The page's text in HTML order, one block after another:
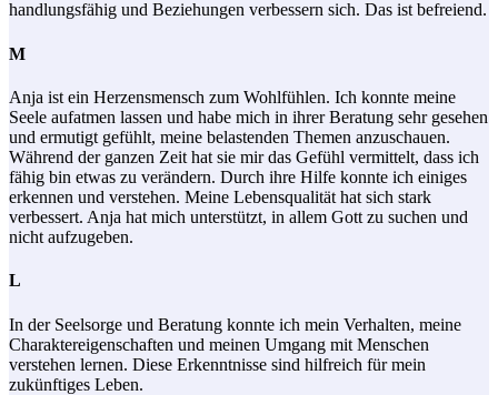
handlungsfähig und Beziehungen verbessern sich. Das ist befreiend.
M
Anja ist ein Herzensmensch zum Wohlfühlen. Ich konnte meine
Seele aufatmen lassen und habe mich in ihrer Beratung sehr gesehen
und ermutigt gefühlt, meine belastenden Themen anzuschauen.
Während der ganzen Zeit hat sie mir das Gefühl vermittelt, dass ich
fähig bin etwas zu verändern. Durch ihre Hilfe konnte ich einiges
erkennen und verstehen. Meine Lebensqualität hat sich stark
verbessert. Anja hat mich unterstützt, in allem Gott zu suchen und
nicht aufzugeben.
L
In der Seelsorge und Beratung konnte ich mein Verhalten, meine
Charaktereigenschaften und meinen Umgang mit Menschen
verstehen lernen. Diese Erkenntnisse sind hilfreich für mein
zukünftiges Leben.